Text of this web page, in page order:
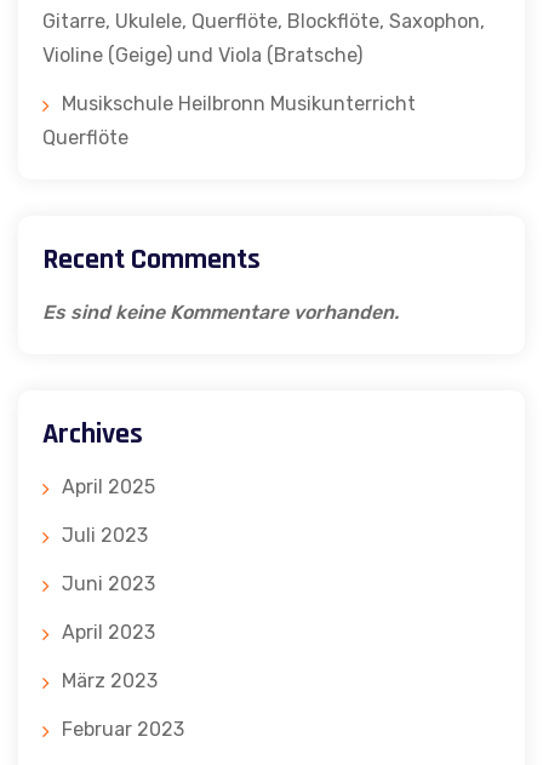
Gitarre, Ukulele, Querflöte, Blockflöte, Saxophon,
Violine (Geige) und Viola (Bratsche)
Musikschule Heilbronn Musikunterricht
Querflöte
Recent Comments
Es sind keine Kommentare vorhanden.
Archives
April 2025
Juli 2023
Juni 2023
April 2023
März 2023
Februar 2023